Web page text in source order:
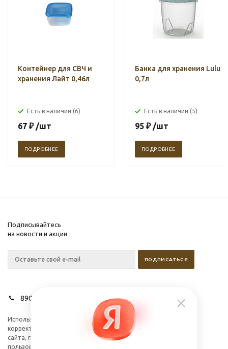
Контейнер для СВЧ и
хранения Лайт 0,46л
Есть в наличии (6)
67 ₽ /шт
ПОДРОБНЕЕ
Банка для хранения Lulu
0,7л
Есть в наличии (5)
95 ₽ /шт
ПОДРОБНЕЕ
Подписывайтесь
на новости и акции
89028627275
Используем cookies для
корректной работы
сайта, персонализации
пользователей и других
Компания
Информация